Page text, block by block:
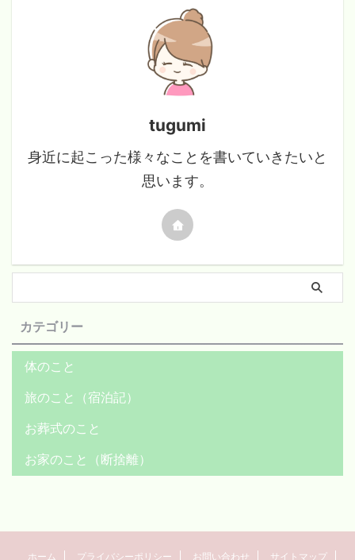
tugumi
身近に起こった様々なことを書いていきたいと
思います。
カテゴリー
体のこと
旅のこと（宿泊記）
お葬式のこと
お家のこと（断捨離）
ホーム プライバシーポリシー お問い合わせ サイトマップ